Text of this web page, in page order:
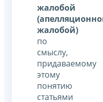
жалобой
жалобой)
по
смыслу,
придаваемому
этому
понятию
статьями